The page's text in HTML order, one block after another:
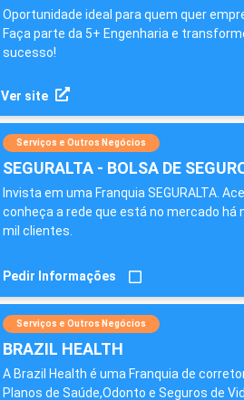
Oportunidade ideal para quem quer
Faça parte da 5+ Engenharia e
sucesso!
Ver site
Serviços e Outros Negócios
SEGURALTA - BOLSA DE
Invista em uma Franquia SEGURALTA.
conheça a rede que está no mercado há
mil clientes.
Pedir Informações
Serviços e Outros Negócios
BRAZIL HEALTH
A Brazil Health é uma Franquia de
Planos de Saúde,Odonto e Seguros de